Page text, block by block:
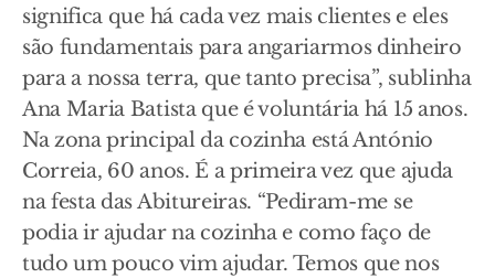
significa que há cada vez mais clientes e eles
são fundamentais para angariarmos dinheiro
para a nossa terra, que tanto precisa”, sublinha
Ana Maria Batista que é voluntária há 15 anos.
Na zona principal da cozinha está António
Correia, 60 anos. É a primeira vez que ajuda
na festa das Abitureiras. “Pediram-me se
podia ir ajudar na cozinha e como faço de
tudo um pouco vim ajudar. Temos que nos